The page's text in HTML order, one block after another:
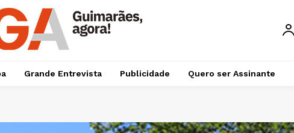
Grande Entrevista Publicidade Quero ser Assinante